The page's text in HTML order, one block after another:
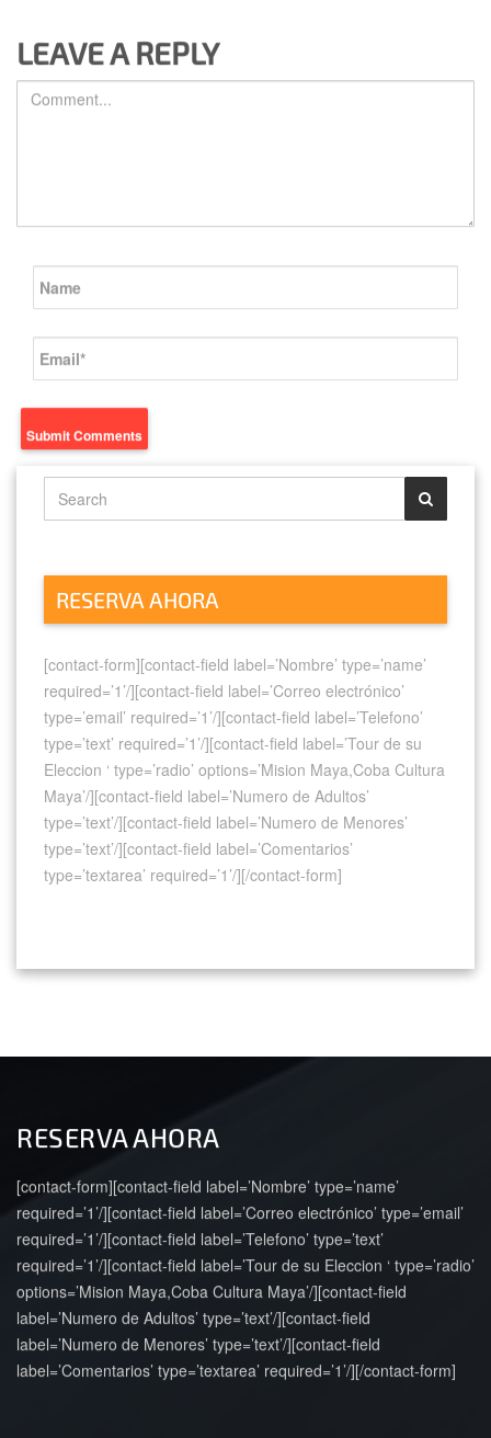
LEAVE A REPLY
RESERVA AHORA
[contact-form][contact-field label=’Nombre’ type=’name’
required=’1’/][contact-field label=’Correo electrónico’
type=’email’ required=’1’/][contact-field label=’Telefono’
type=’text’ required=’1’/][contact-field label=’Tour de su
Eleccion ‘ type=’radio’ options=’Mision Maya,Coba Cultura
Maya’/][contact-field label=’Numero de Adultos’
type=’text’/][contact-field label=’Numero de Menores’
type=’text’/][contact-field label=’Comentarios’
type=’textarea’ required=’1’/][/contact-form]
RESERVA AHORA
[contact-form][contact-field label=’Nombre’ type=’name’
required=’1’/][contact-field label=’Correo electrónico’ type=’email’
required=’1’/][contact-field label=’Telefono’ type=’text’
required=’1’/][contact-field label=’Tour de su Eleccion ‘ type=’radio’
options=’Mision Maya,Coba Cultura Maya’/][contact-field
label=’Numero de Adultos’ type=’text’/][contact-field
label=’Numero de Menores’ type=’text’/][contact-field
label=’Comentarios’ type=’textarea’ required=’1’/][/contact-form]